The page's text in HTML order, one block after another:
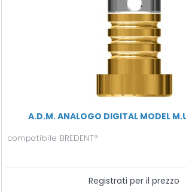
A.D.M. ANALOGO DIGITAL MODEL
compatibile BREDENT®
Registrati per il prezzo